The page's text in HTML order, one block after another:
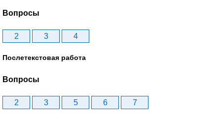
Вопросы
2 3 4
Послетекстовая работа
Вопросы
2 3 5 6 7